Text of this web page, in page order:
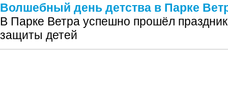
Волшебный день детства в Парке
В Парке Ветра успешно прошёл
защиты детей